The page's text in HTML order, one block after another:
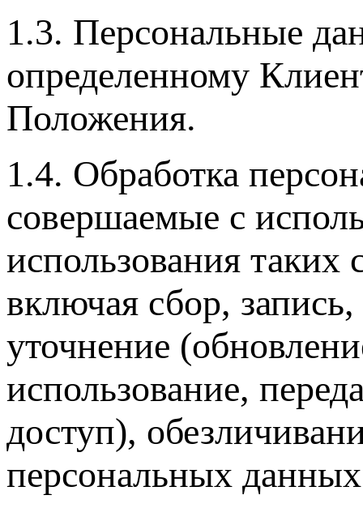
1.3. Персональные
определенному
Положения.
1.4. Обработка
совершаемые с
использования
включая сбор,
уточнение
использование,
доступ),
персональных